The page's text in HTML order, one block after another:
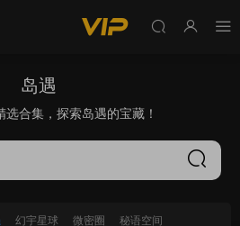
岛遇
合集，探索岛遇的宝藏！
幻宇星球 微密圈
秘语空间